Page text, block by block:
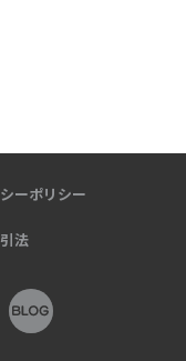
ーポリシー
法